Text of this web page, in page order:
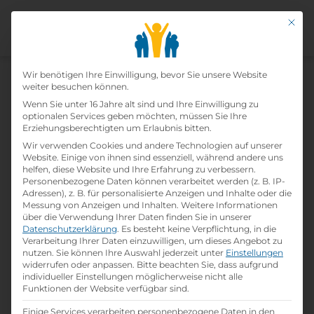
Lehrlinge (m/w/d) Für Den
Lehrberuf Als
Systemgastronomiefachkraft
Home»Offene Lehrstellen»Lehrlinge (m/w/d)
für den Lehrberuf als
Systemgastronomiefachkraft
Details zur Lehrstelle
Mit
Datenschutz-
Wir benötigen Ihre Einwilligung, bevor Sie unsere Website
weiter besuchen können.
Wenn Sie unter 16 Jahre alt sind und Ihre Einwilligung zu
optionalen Services geben möchten, müssen Sie Ihre
Erziehungsberechtigten um Erlaubnis bitten.
Wir verwenden Cookies und andere Technologien auf unserer
Website. Einige von ihnen sind essenziell, während andere uns
helfen, diese Website und Ihre Erfahrung zu verbessern.
Personenbezogene Daten können verarbeitet werden (z. B. IP-
Adressen), z. B. für personalisierte Anzeigen und Inhalte oder die
Messung von Anzeigen und Inhalten. Weitere Informationen
über die Verwendung Ihrer Daten finden Sie in unserer
Datenschutzerklärung. Es besteht keine Verpflichtung, in die
Verarbeitung Ihrer Daten einzuwilligen, um dieses Angebot zu
nutzen. Sie können Ihre Auswahl jederzeit unter Einstellungen
widerrufen oder anpassen. Bitte beachten Sie, dass aufgrund
individueller Einstellungen möglicherweise nicht alle
Funktionen der Website verfügbar sind.
Einige Services verarbeiten personenbezogene Daten in den